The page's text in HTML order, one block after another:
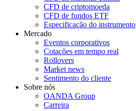
CFD de criptomoeda
CFD de fundos ETF
Especificação do instrumento
Mercado
Eventos corporativos
Cotações em tempo real
Rollovers
Market news
Sentimento do cliente
Sobre nós
OANDA Group
Carreira